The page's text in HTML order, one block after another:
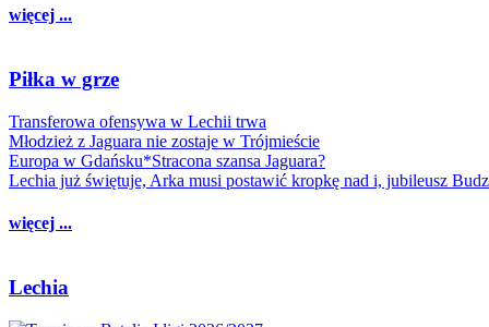
więcej ...
Piłka w grze
Transferowa ofensywa w Lechii trwa
Młodzież z Jaguara nie zostaje w Trójmieście
Europa w Gdańsku*Stracona szansa Jaguara?
Lechia już świętuje, Arka musi postawić kropkę nad i, jubileusz
więcej ...
Lechia